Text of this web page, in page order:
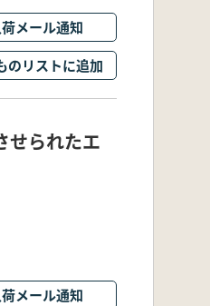
メール通知
のリストに追加
せられたエ
メール通知